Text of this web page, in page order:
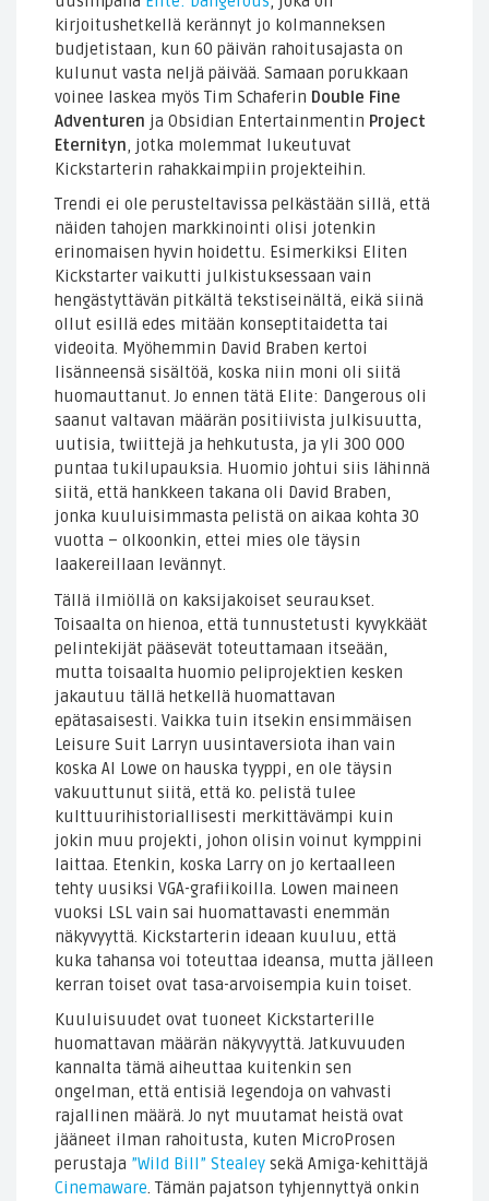
kirjoitushetkellä kerännyt jo kolmanneksen
budjetistaan, kun 60 päivän rahoitusajasta on
kulunut vasta neljä päivää. Samaan porukkaan
voinee laskea myös Tim Schaferin Double Fine
Adventuren ja Obsidian Entertainmentin Project
Eternityn, jotka molemmat lukeutuvat
Kickstarterin rahakkaimpiin projekteihin.
Trendi ei ole perusteltavissa pelkästään sillä, että
näiden tahojen markkinointi olisi jotenkin
erinomaisen hyvin hoidettu. Esimerkiksi Eliten
Kickstarter vaikutti julkistuksessaan vain
hengästyttävän pitkältä tekstiseinältä, eikä siinä
ollut esillä edes mitään konseptitaidetta tai
videoita. Myöhemmin David Braben kertoi
lisänneensä sisältöä, koska niin moni oli siitä
huomauttanut. Jo ennen tätä Elite: Dangerous oli
saanut valtavan määrän positiivista julkisuutta,
uutisia, twiittejä ja hehkutusta, ja yli 300 000
puntaa tukilupauksia. Huomio johtui siis lähinnä
siitä, että hankkeen takana oli David Braben,
jonka kuuluisimmasta pelistä on aikaa kohta 30
vuotta – olkoonkin, ettei mies ole täysin
laakereillaan levännyt.
Tällä ilmiöllä on kaksijakoiset seuraukset.
Toisaalta on hienoa, että tunnustetusti kyvykkäät
pelintekijät pääsevät toteuttamaan itseään,
mutta toisaalta huomio peliprojektien kesken
jakautuu tällä hetkellä huomattavan
epätasaisesti. Vaikka tuin itsekin ensimmäisen
Leisure Suit Larryn uusintaversiota ihan vain
koska Al Lowe on hauska tyyppi, en ole täysin
vakuuttunut siitä, että ko. pelistä tulee
kulttuurihistoriallisesti merkittävämpi kuin
jokin muu projekti, johon olisin voinut kymppini
laittaa. Etenkin, koska Larry on jo kertaalleen
tehty uusiksi VGA-grafiikoilla. Lowen maineen
vuoksi LSL vain sai huomattavasti enemmän
näkyvyyttä. Kickstarterin ideaan kuuluu, että
kuka tahansa voi toteuttaa ideansa, mutta jälleen
kerran toiset ovat tasa-arvoisempia kuin toiset.
Kuuluisuudet ovat tuoneet Kickstarterille
huomattavan määrän näkyvyyttä. Jatkuvuuden
kannalta tämä aiheuttaa kuitenkin sen
ongelman, että entisiä legendoja on vahvasti
rajallinen määrä. Jo nyt muutamat heistä ovat
jääneet ilman rahoitusta, kuten MicroProsen
perustaja ”Wild Bill” Stealey sekä Amiga-kehittäjä
Cinemaware. Tämän pajatson tyhjennyttyä onkin